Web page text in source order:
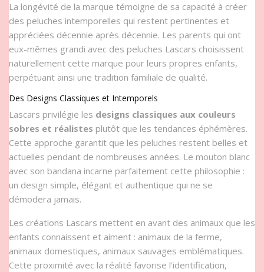
La longévité de la marque témoigne de sa capacité à créer
des peluches intemporelles qui restent pertinentes et
appréciées décennie après décennie. Les parents qui ont
eux-mêmes grandi avec des peluches Lascars choisissent
naturellement cette marque pour leurs propres enfants,
perpétuant ainsi une tradition familiale de qualité.
Des Designs Classiques et Intemporels
Lascars privilégie les designs classiques aux couleurs
sobres et réalistes plutôt que les tendances éphémères.
Cette approche garantit que les peluches restent belles et
actuelles pendant de nombreuses années. Le mouton blanc
avec son bandana incarne parfaitement cette philosophie :
un design simple, élégant et authentique qui ne se
démodera jamais.
Les créations Lascars mettent en avant des animaux que les
enfants connaissent et aiment : animaux de la ferme,
animaux domestiques, animaux sauvages emblématiques.
Cette proximité avec la réalité favorise l'identification,